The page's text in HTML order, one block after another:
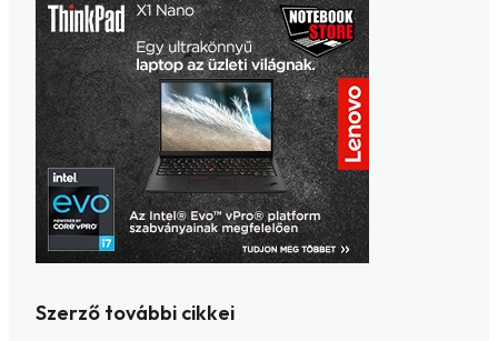
Szerző további cikkei